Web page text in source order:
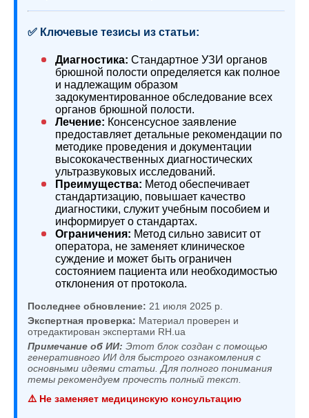
✅ Ключевые тезисы из статьи:
Диагностика: Стандартное УЗИ органов
брюшной полости определяется как полное
и надлежащим образом
задокументированное обследование всех
органов брюшной полости.
Лечение: Консенсусное заявление
предоставляет детальные рекомендации по
методике проведения и документации
высококачественных диагностических
ультразвуковых исследований.
Преимущества: Метод обеспечивает
стандартизацию, повышает качество
диагностики, служит учебным пособием и
информирует о стандартах.
Ограничения: Метод сильно зависит от
оператора, не заменяет клиническое
суждение и может быть ограничен
состоянием пациента или необходимостью
отклонения от протокола.
Последнее обновление: 21 июля 2025 р.
Экспертная проверка: Материал проверен и
отредактирован экспертами RH.ua
Примечание об ИИ: Этот блок создан с помощью
генеративного ИИ для быстрого ознакомления с
основными идеями статьи. Для полного понимания
темы рекомендуем прочесть полный текст.
⚠️ Не заменяет медицинскую консультацию